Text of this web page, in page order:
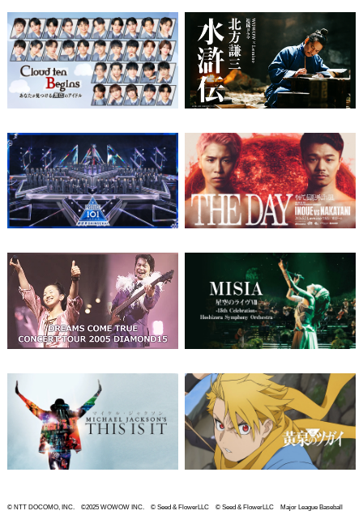
© NTT DOCOMO, INC. ©2025 WOWOW INC. © Seed & FlowerLLC © Seed & FlowerLLC Major League Baseball